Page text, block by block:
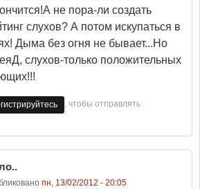
не пора-ли создать
слухов? А потом искупаться в
Дыма без огня не бывает...Но
слухов-только положительных
, чтобы отправлять
пн, 13/02/2012 - 20:05